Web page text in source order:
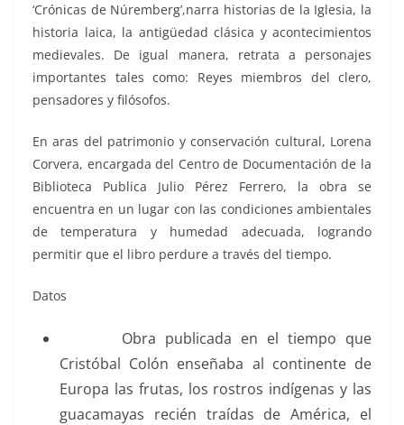
‘Crónicas de Núremberg’,narra historias de la Iglesia, la
historia laica, la antigüedad clásica y acontecimientos
medievales. De igual manera, retrata a personajes
importantes tales como: Reyes miembros del clero,
pensadores y filósofos.
En aras del patrimonio y conservación cultural, Lorena
Corvera, encargada del Centro de Documentación de la
Biblioteca Publica Julio Pérez Ferrero, la obra se
encuentra en un lugar con las condiciones ambientales
de temperatura y humedad adecuada, logrando
permitir que el libro perdure a través del tiempo.
Datos
Obra publicada en el tiempo que
Cristóbal Colón enseñaba al continente de
Europa las frutas, los rostros indígenas y las
guacamayas recién traídas de América, el